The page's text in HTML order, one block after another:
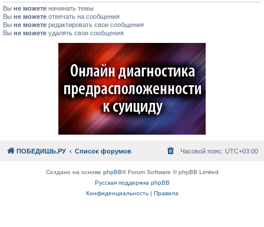
Вы не можете начинать темы
Вы не можете отвечать на сообщения
Вы не можете редактировать свои сообщения
Вы не можете удалять свои сообщения
ПОБЕДИШЬ.РУ Список форумов Часовой пояс: UTC+03:00
Создано на основе phpBB® Forum Software © phpBB Limited
Русская поддержка phpBB
Конфиденциальность| Правила